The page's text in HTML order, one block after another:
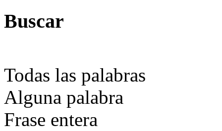
Buscar
Todas las palabras
Alguna palabra
Frase entera